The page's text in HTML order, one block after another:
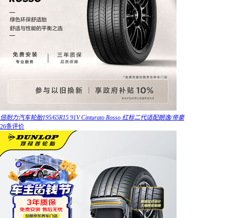
倍耐力汽车轮胎195/65R15 91V Cinturato Rosso 红标二代适配朗逸/帝豪
26条评价